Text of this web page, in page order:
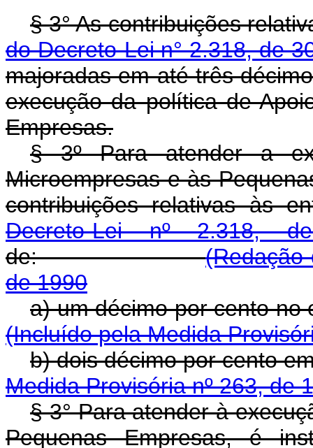
§ 3° As contribuições
do Decreto-Lei n° 2.318, de
majoradas em até três
execução da política de
Empresas.
§ 3º Para atender a
Microempresas e às
contribuições relativas às
Decreto-Lei nº 2.318,
de:(Redação
de 1990
a) um décimo por
(Incluído pela Medida
b) dois décimo por
Medida Provisória nº 263, de
§ 3° Para atender à
Pequenas Empresas, é